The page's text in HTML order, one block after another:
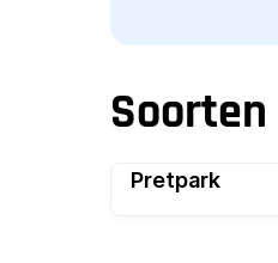
Pretpark